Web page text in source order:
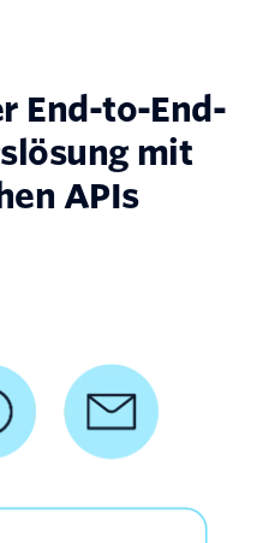
End-to-End-
mit
APIs